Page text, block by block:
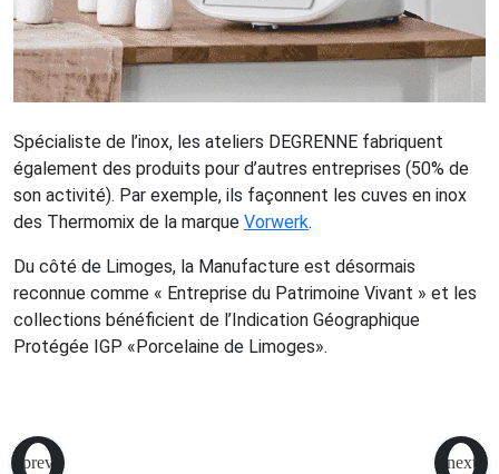
Spécialiste de l’inox, les ateliers DEGRENNE fabriquent
également des produits pour d’autres entreprises (50% de
son activité). Par exemple, ils façonnent les cuves en inox
des Thermomix de la marque Vorwerk.
Du côté de Limoges, la Manufacture est désormais
reconnue comme « Entreprise du Patrimoine Vivant » et les
collections bénéficient de l’Indication Géographique
Protégée IGP «Porcelaine de Limoges».